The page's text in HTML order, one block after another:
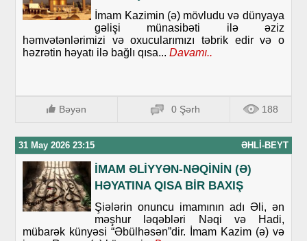
İmam Kazimin (ə) mövludu və dünyaya
gəlişi münasibəti ilə əziz
həmvətənlərimizi və oxucularımızı təbrik edir və o
həzrətin həyatı ilə bağlı qısa... Davamı..
Bəyən 0 Şərh 188
31 May 2026 23:15 ƏHLI-BEYT
İMAM ƏLİYYƏN-NƏQİNİN (Ə)
HƏYATINA QISA BİR BAXIŞ
Şiələrin onuncu imamının adı Əli, ən
məşhur ləqəbləri Nəqi və Hadi,
mübarək künyəsi “Əbülhəsən”dir. İmam Kazim (ə) və